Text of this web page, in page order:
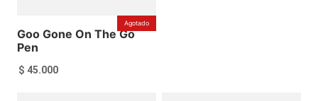
Goo Gone On The Go
Pen
$ 45.000
Agotado